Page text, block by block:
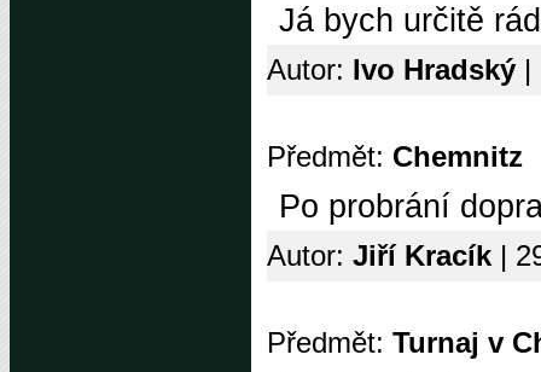
Já bych určitě
Autor: Ivo Hradský |
Předmět: Chemnitz
Po probrání
Autor: Jiří Kracík |
Předmět: Turnaj v